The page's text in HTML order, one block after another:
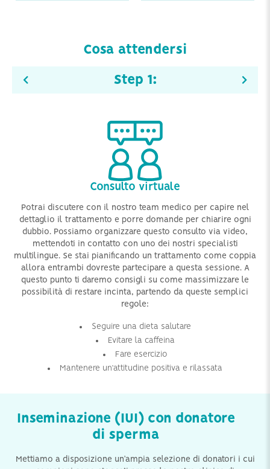
Cosa attendersi
Step 1 :
Consulto virtuale
Potrai discutere con il nostro team medico per capire nel
dettaglio il trattamento e porre domande per chiarire ogni
dubbio. Possiamo organizzare questo consulto via video,
mettendoti in contatto con uno dei nostri specialisti
multilingue. Se stai pianificando un trattamento come coppia
allora entrambi dovreste partecipare a questa sessione. A
questo punto ti daremo consigli su come massimizzare le
possibilità di restare incinta, partendo da queste semplici
regole:
Seguire una dieta salutare
Evitare la caffeina
Fare esercizio
Mantenere un’attitudine positiva e rilassata
Inseminazione (IUI) con donatore
di sperma
Mettiamo a disposizione un’ampia selezione di donatori i cui